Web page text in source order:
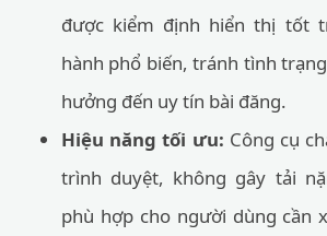
được kiểm định hiển thị tốt
hành phổ biến, tránh tình
hưởng đến uy tín bài đăng.
Hiệu năng tối ưu: Công cụ
trình duyệt, không gây tải
phù hợp cho người dùng cần